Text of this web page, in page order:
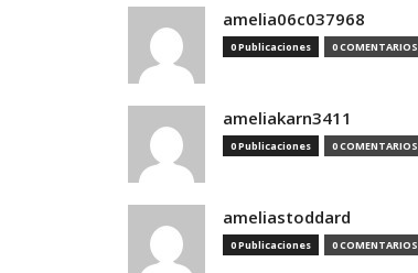
amelia06c037968
0 Publicaciones 0 COMENTARIOS
ameliakarn3411
0 Publicaciones 0 COMENTARIOS
ameliastoddard
0 Publicaciones 0 COMENTARIOS